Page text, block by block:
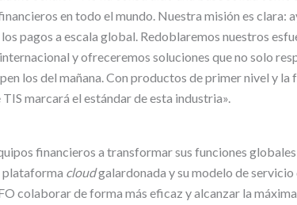
en todo el mundo. Nuestra misión es clara:
pagos a escala global. Redoblaremos nuestros
y ofreceremos soluciones que no solo
los del mañana. Con productos de primer nivel y la
marcará el estándar de esta industria».
financieros a transformar sus funciones
plataforma cloudgalardonada y su modelo de servicio
colaborar de forma más eficaz y alcanzar la